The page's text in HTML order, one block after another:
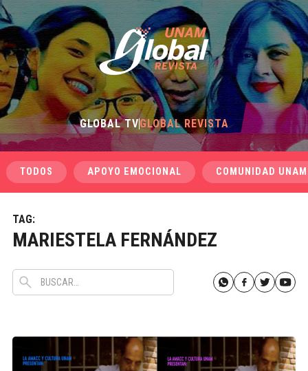
GLOBAL TVGLOBAL REVISTA
TODOS APOYO EMOCIONAL COMUNIDAD UNAM
TAG:
MARIESTELA FERNÁNDEZ